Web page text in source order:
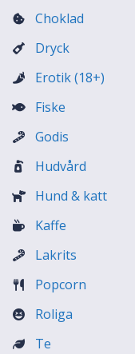
Choklad
Dryck
Erotik (18+)
Fiske
Godis
Hudvård
Hund & katt
Kaffe
Lakrits
Popcorn
Roliga
Te